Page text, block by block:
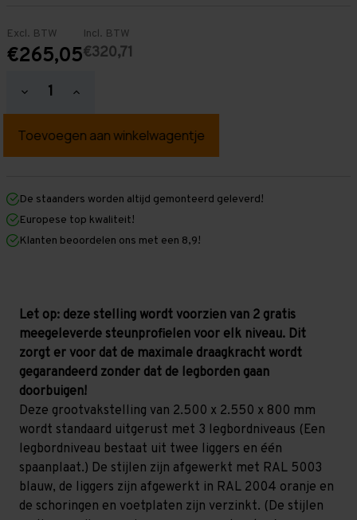
Excl. BTW
€265,05
Incl. BTW
€320,71
Hoeveelheid
verlagen
Grootvakstelling
mm
mm
x
800
mm
Hoeveelheid
verhogen
Grootvakstelling
mm
mm
800
mm
De staanders worden altijd gemonteerd geleverd!
Europese top kwaliteit!
Klanten beoordelen ons met een 8,9!
Let op: deze stelling wordt voorzien van 2 gratis
meegeleverde steunprofielen voor elk niveau. Dit
zorgt er voor dat de maximale draagkracht wordt
gegarandeerd zonder dat de legborden gaan
doorbuigen!
Deze grootvakstelling van 2.500 x 2.550 x 800 mm
wordt standaard uitgerust met 3 legbordniveaus (Een
legbordniveau bestaat uit twee liggers en één
spaanplaat.) De stijlen zijn afgewerkt met RAL 5003
blauw, de liggers zijn afgewerkt in RAL 2004 oranje en
de schoringen en voetplaten zijn verzinkt. (De stijlen